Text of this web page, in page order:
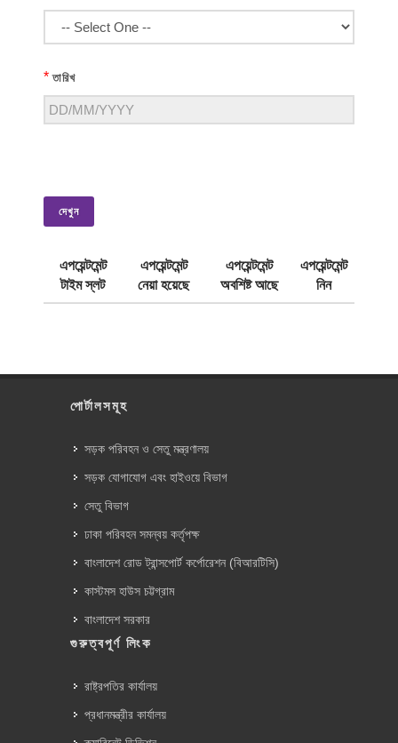
* তারিখ
দেখুন
এপয়েন্টমেন্ট
টাইম স্লট
এপয়েন্টমেন্ট
নেয়া হয়েছে
এপয়েন্টমেন্ট
অবশিষ্ট আছে
এপয়েন্টমেন্ট
নিন
পোর্টালসমূহ
সড়ক পরিবহন ও সেতু মন্ত্রণালয়
সড়ক যোগাযোগ এবং হাইওয়ে বিভাগ
সেতু বিভাগ
ঢাকা পরিবহন সমন্বয় কর্তৃপক্ষ
বাংলাদেশ রোড ট্রান্সপোর্ট কর্পোরেশন (বিআরটিসি)
কাস্টমস হাউস চট্টগ্রাম
বাংলাদেশ সরকার
গুরুত্বপূর্ণ লিংক
রাষ্ট্রপতির কার্যালয়
প্রধানমন্ত্রীর কার্যালয়